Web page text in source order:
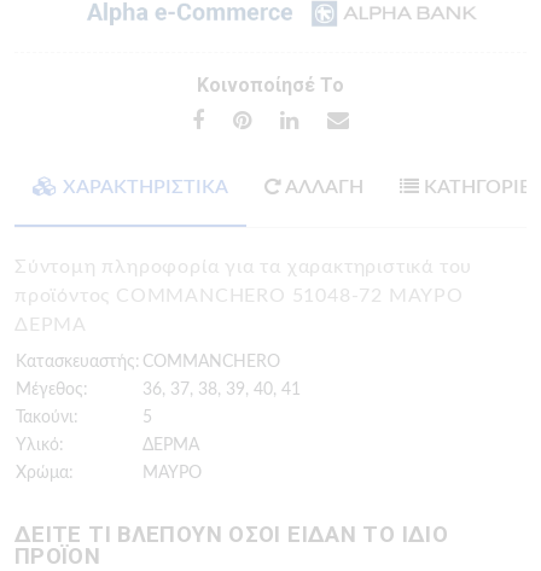
Κοινοποίησέ Το
ΧΑΡΑΚΤΗΡΙΣΤΙΚΑ ΑΛΛΑΓΗ ΚΑΤΗΓΟΡΙΕΣ
Σύντομη πληροφορία για τα χαρακτηριστικά του
προϊόντος COMMANCHERO 51048-72 ΜΑΥΡΟ
ΔΕΡΜΑ
Κατασκευαστής: COMMANCHERO
Μέγεθος:
36, 37, 38, 39, 40, 41
Τακούνι:
5
Υλικό:
ΔΕΡΜΑ
Χρώμα:
ΜΑΥΡΟ
ΔΕΙΤΕ ΤΙ ΒΛΕΠΟΥΝ ΟΣΟΙ ΕΙΔΑΝ ΤΟ ΙΔΙΟ
ΠΡΟΪΟΝ